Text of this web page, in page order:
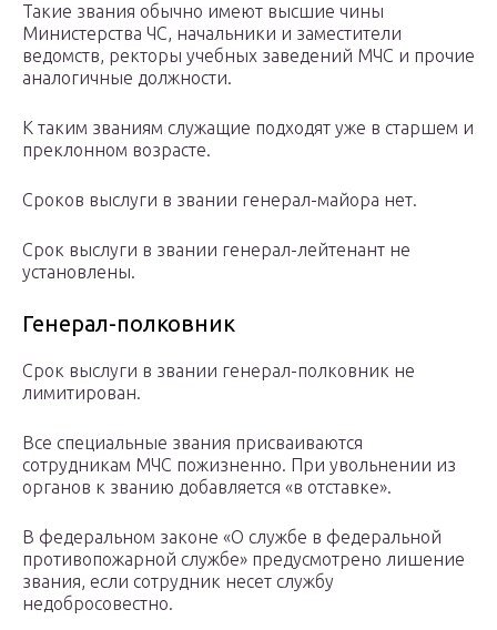
Такие звания обычно имеют высшие чины
Министерства ЧС, начальники и заместители
ведомств, ректоры учебных заведений МЧС и прочие
аналогичные должности.
К таким званиям служащие подходят уже в старшем и
преклонном возрасте.
Сроков выслуги в звании генерал-майора нет.
Срок выслуги в звании генерал-лейтенант не
установлены.
Генерал-полковник
Срок выслуги в звании генерал-полковник не
лимитирован.
Все специальные звания присваиваются
сотрудникам МЧС пожизненно. При увольнении из
органов к званию добавляется «в отставке».
В федеральном законе «О службе в федеральной
противопожарной службе» предусмотрено лишение
звания, если сотрудник несет службу
недобросовестно.